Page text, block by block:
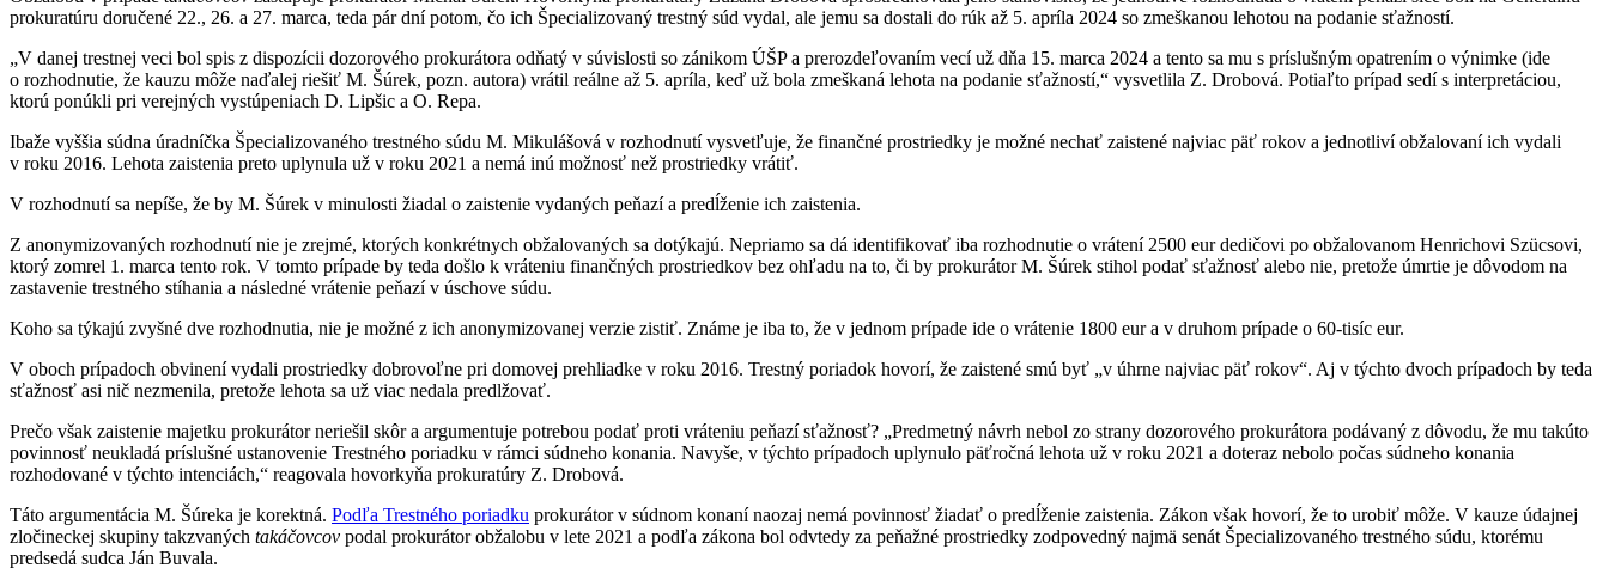
prokuratúru doručené 22., 26. a 27. marca, teda pár dní potom, čo ich Špecializovaný trestný súd vydal, ale jemu sa dostali do rúk až 5. apríla 2024 so zmeškanou lehotou na podanie sťažností.
„V danej trestnej veci bol spis z dispozícii dozorového prokurátora odňatý v súvislosti so zánikom ÚŠP a prerozdeľovaním vecí už dňa 15. marca 2024 a tento sa mu s príslušným opatrením o výnimke (ide
o rozhodnutie, že kauzu môže naďalej riešiť M. Šúrek, pozn. autora) vrátil reálne až 5. apríla, keď už bola zmeškaná lehota na podanie sťažností,“ vysvetlila Z. Drobová. Potiaľto prípad sedí s interpretáciou,
ktorú ponúkli pri verejných vystúpeniach D. Lipšic a O. Repa.
Ibaže vyššia súdna úradníčka Špecializovaného trestného súdu M. Mikulášová v rozhodnutí vysvetľuje, že finančné prostriedky je možné nechať zaistené najviac päť rokov a jednotliví obžalovaní ich vydali
v roku 2016. Lehota zaistenia preto uplynula už v roku 2021 a nemá inú možnosť než prostriedky vrátiť.
V rozhodnutí sa nepíše, že by M. Šúrek v minulosti žiadal o zaistenie vydaných peňazí a predĺženie ich zaistenia.
Z anonymizovaných rozhodnutí nie je zrejmé, ktorých konkrétnych obžalovaných sa dotýkajú. Nepriamo sa dá identifikovať iba rozhodnutie o vrátení 2500 eur dedičovi po obžalovanom Henrichovi Szücsovi,
ktorý zomrel 1. marca tento rok. V tomto prípade by teda došlo k vráteniu finančných prostriedkov bez ohľadu na to, či by prokurátor M. Šúrek stihol podať sťažnosť alebo nie, pretože úmrtie je dôvodom na
zastavenie trestného stíhania a následné vrátenie peňazí v úschove súdu.
Koho sa týkajú zvyšné dve rozhodnutia, nie je možné z ich anonymizovanej verzie zistiť. Známe je iba to, že v jednom prípade ide o vrátenie 1800 eur a v druhom prípade o 60-tisíc eur.
V oboch prípadoch obvinení vydali prostriedky dobrovoľne pri domovej prehliadke v roku 2016. Trestný poriadok hovorí, že zaistené smú byť „v úhrne najviac päť rokov“. Aj v týchto dvoch prípadoch by teda
sťažnosť asi nič nezmenila, pretože lehota sa už viac nedala predlžovať.
Prečo však zaistenie majetku prokurátor neriešil skôr a argumentuje potrebou podať proti vráteniu peňazí sťažnosť? „Predmetný návrh nebol zo strany dozorového prokurátora podávaný z dôvodu, že mu takúto
povinnosť neukladá príslušné ustanovenie Trestného poriadku v rámci súdneho konania. Navyše, v týchto prípadoch uplynulo päťročná lehota už v roku 2021 a doteraz nebolo počas súdneho konania
rozhodované v týchto intenciách,“ reagovala hovorkyňa prokuratúry Z. Drobová.
Táto argumentácia M. Šúreka je korektná. Podľa Trestného poriadku prokurátor v súdnom konaní naozaj nemá povinnosť žiadať o predĺženie zaistenia. Zákon však hovorí, že to urobiť môže. V kauze údajnej
zločineckej skupiny takzvaných takáčovcov podal prokurátor obžalobu v lete 2021 a podľa zákona bol odvtedy za peňažné prostriedky zodpovedný najmä senát Špecializovaného trestného súdu, ktorému
predsedá sudca Ján Buvala.